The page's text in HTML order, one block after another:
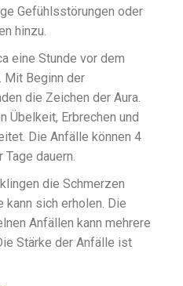
Gefühlsstörungen oder
hinzu.
eine Stunde vor dem
Mit Beginn der
die Zeichen der Aura.
Übelkeit, Erbrechen und
Die Anfälle können 4
dauern.
die Schmerzen
kann sich erholen. Die
Anfällen kann mehrere
Stärke der Anfälle ist